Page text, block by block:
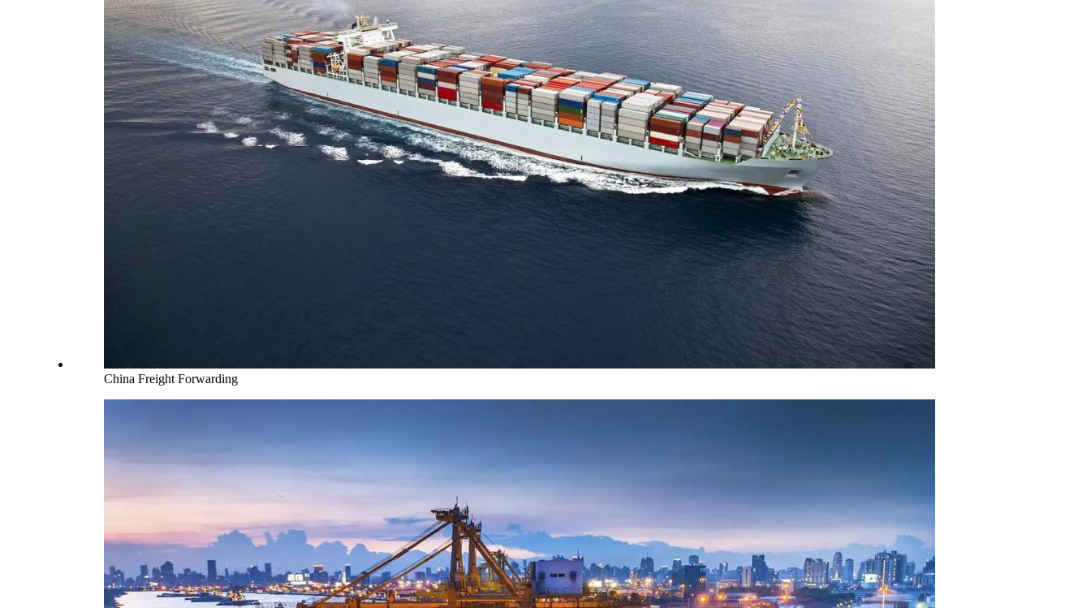
China Freight Forwarding